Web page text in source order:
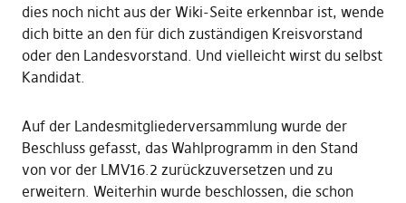
dies noch nicht aus der Wiki-Seite erkennbar ist, wende
dich bitte an den für dich zuständigen Kreisvorstand
oder den Landesvorstand. Und vielleicht wirst du selbst
Kandidat.
Auf der Landesmitgliederversammlung wurde der
Beschluss gefasst, das Wahlprogramm in den Stand
von vor der LMV16.2 zurückzuversetzen und zu
erweitern. Weiterhin wurde beschlossen, die schon